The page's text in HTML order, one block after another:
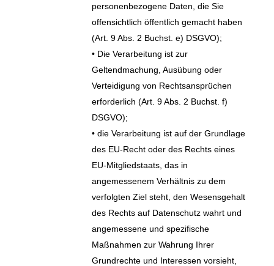
personenbezogene Daten, die Sie
offensichtlich öffentlich gemacht haben
(Art. 9 Abs. 2 Buchst. e) DSGVO);
• Die Verarbeitung ist zur
Geltendmachung, Ausübung oder
Verteidigung von Rechtsansprüchen
erforderlich (Art. 9 Abs. 2 Buchst. f)
DSGVO);
• die Verarbeitung ist auf der Grundlage
des EU-Recht oder des Rechts eines
EU-Mitgliedstaats, das in
angemessenem Verhältnis zu dem
verfolgten Ziel steht, den Wesensgehalt
des Rechts auf Datenschutz wahrt und
angemessene und spezifische
Maßnahmen zur Wahrung Ihrer
Grundrechte und Interessen vorsieht,